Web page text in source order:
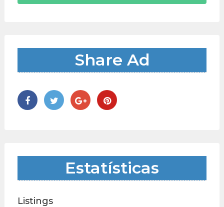
Share Ad
Estatísticas
Listings